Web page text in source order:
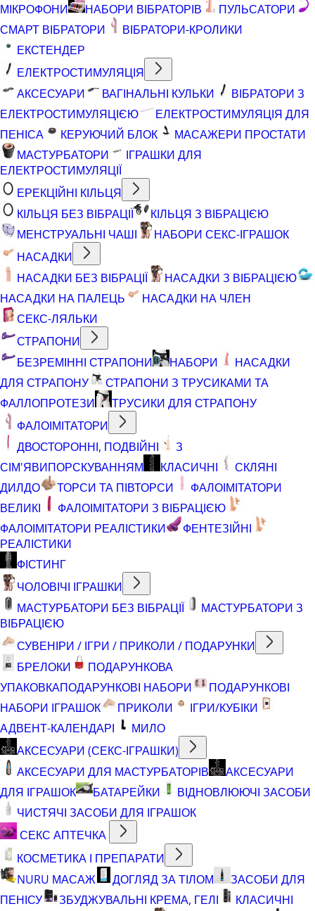
МІКРОФОНИ
НАБОРИ ВІБРАТОРІВ
ПУЛЬСАТОРИ
СМАРТ ВІБРАТОРИ
ВІБРАТОРИ-КРОЛИКИ
ЕКСТЕНДЕР
ЕЛЕКТРОСТИМУЛЯЦІЯ
АКСЕСУАРИ
ВАГІНАЛЬНІ КУЛЬКИ
ВІБРАТОРИ З
ЕЛЕКТРОСТИМУЛЯЦІЄЮ
ЕЛЕКТРОСТИМУЛЯЦІЯ ДЛЯ
ПЕНІСА
КЕРУЮЧИЙ БЛОК
МАСАЖЕРИ ПРОСТАТИ
МАСТУРБАТОРИ
ІГРАШКИ ДЛЯ
ЕЛЕКТРОСТИМУЛЯЦІЇ
ЕРЕКЦІЙНІ КІЛЬЦЯ
КІЛЬЦЯ БЕЗ ВІБРАЦІЇ
КІЛЬЦЯ З ВІБРАЦІЄЮ
МЕНСТРУАЛЬНІ ЧАШІ
НАБОРИ СЕКС-ІГРАШОК
НАСАДКИ
НАСАДКИ БЕЗ ВІБРАЦІЇ
НАСАДКИ З ВІБРАЦІЄЮ
НАСАДКИ НА ПАЛЕЦЬ
НАСАДКИ НА ЧЛЕН
СЕКС-ЛЯЛЬКИ
СТРАПОНИ
БЕЗРЕМІННІ СТРАПОНИ
НАБОРИ
НАСАДКИ
ДЛЯ СТРАПОНУ
СТРАПОНИ З ТРУСИКАМИ ТА
ФАЛЛОПРОТЕЗИ
ТРУСИКИ ДЛЯ СТРАПОНУ
ФАЛОІМІТАТОРИ
ДВОСТОРОННІ, ПОДВІЙНІ
З
СІМ'ЯВИПОРСКУВАННЯМ
КЛАСИЧНІ
СКЛЯНІ
ДИЛДО
ТОРСИ ТА ПІВТОРСИ
ФАЛОІМІТАТОРИ
ВЕЛИКІ
ФАЛОІМІТАТОРИ З ВІБРАЦІЄЮ
ФАЛОІМІТАТОРИ РЕАЛІСТИКИ
ФЕНТЕЗІЙНІ
РЕАЛІСТИКИ
ФІСТИНГ
ЧОЛОВІЧІ ІГРАШКИ
МАСТУРБАТОРИ БЕЗ ВІБРАЦІЇ
МАСТУРБАТОРИ З
ВІБРАЦІЄЮ
СУВЕНІРИ / ІГРИ / ПРИКОЛИ / ПОДАРУНКИ
БРЕЛОКИ
ПОДАРУНКОВА
УПАКОВКАПОДАРУНКОВІ НАБОРИ
ПОДАРУНКОВІ
НАБОРИ ІГРАШОК
ПРИКОЛИ
ІГРИ/КУБІКИ
АДВЕНТ-КАЛЕНДАРІ
МИЛО
АКСЕСУАРИ (СЕКС-ІГРАШКИ)
АКСЕСУАРИ ДЛЯ МАСТУРБАТОРІВ
АКСЕСУАРИ
ДЛЯ ІГРАШОК
БАТАРЕЙКИ
ВІДНОВЛЮЮЧІ ЗАСОБИ
ЧИСТЯЧІ ЗАСОБИ ДЛЯ ІГРАШОК
СЕКС АПТЕЧКА
КОСМЕТИКА І ПРЕПАРАТИ
NURU МАСАЖ
ДОГЛЯД ЗА ТІЛОМ
ЗАСОБИ ДЛЯ
ПЕНІСУ
ЗБУДЖУВАЛЬНІ КРЕМА, ГЕЛІ
КЛАСИЧНІ